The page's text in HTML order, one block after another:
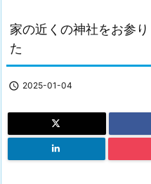
家の近くの神社をお参
た
 2025-01-04